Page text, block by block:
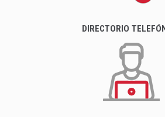
DIRECTORIO